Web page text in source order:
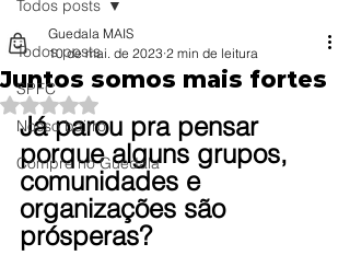
Todos posts
SPFC
Nosso bairro
Compre no Guedala
Todos posts
Juntos somos mais fortes
Guedala MAIS
10 de mai. de 2023 2 min de leitura
Avaliado com NaN de 5 estrelas.
Já parou pra pensar
porque alguns grupos,
comunidades e
organizações são
prósperas?